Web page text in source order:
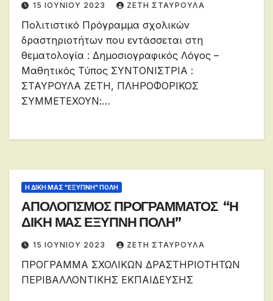
15 ΙΟΥΝΊΟΥ 2023 ΖΕΤΗ ΣΤΑΥΡΟΥΛΑ
Πολιτιστικό Πρόγραμμα σχολικών
δραστηριοτήτων που εντάσσεται στη
θεματολογία : Δημοσιογραφικός Λόγος –
Μαθητικός Τύπος ΣΥΝΤΟΝΙΣΤΡΙΑ :
ΣΤΑΥΡΟΥΛΑ ΖΕΤΗ, ΠΛΗΡΟΦΟΡΙΚΟΣ
ΣΥΜΜΕΤΕΧΟΥΝ:…
Η ΔΙΚΗ ΜΑΣ "ΕΞΥΠΝΗ" ΠΟΛΗ
ΑΠΟΛΟΓΙΣΜΟΣ ΠΡΟΓΡΑΜΜΑΤΟΣ “Η
ΔΙΚΗ ΜΑΣ ΕΞΥΠΝΗ ΠΟΛΗ”
15 ΙΟΥΝΊΟΥ 2023 ΖΕΤΗ ΣΤΑΥΡΟΥΛΑ
ΠΡΟΓΡΑΜΜΑ ΣΧΟΛΙΚΩΝ ΔΡΑΣΤΗΡΙΟΤΗΤΩΝ
ΠΕΡΙΒΑΛΛΟΝΤΙΚΗΣ ΕΚΠΑΙΔΕΥΣΗΣ